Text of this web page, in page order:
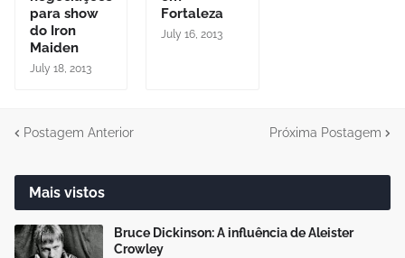
para show
do Iron
Maiden
July 18, 2013
Fortaleza
July 16, 2013
Postagem Anterior Próxima Postagem
Mais vistos
Bruce Dickinson: A influência de Aleister
Crowley